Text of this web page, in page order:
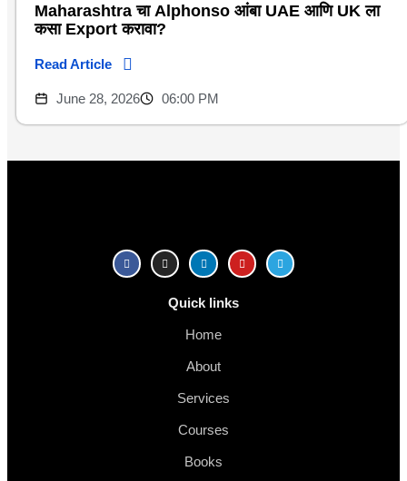
Maharashtra चा Alphonso आंबा UAE आणि UK ला
कसा Export करावा?
Read Article
June 28, 2026 06:00 PM
Quick links
Home
About
Services
Courses
Books